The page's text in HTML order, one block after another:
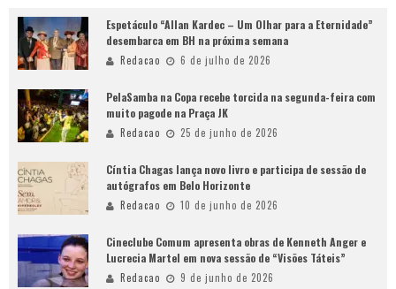
Espetáculo “Allan Kardec – Um Olhar para a Eternidade”
desembarca em BH na próxima semana
Redacao 6 de julho de 2026
PelaSamba na Copa recebe torcida na segunda-feira com
muito pagode na Praça JK
Redacao 25 de junho de 2026
Cíntia Chagas lança novo livro e participa de sessão de
autógrafos em Belo Horizonte
Redacao 10 de junho de 2026
Cineclube Comum apresenta obras de Kenneth Anger e
Lucrecia Martel em nova sessão de “Visões Táteis”
Redacao 9 de junho de 2026